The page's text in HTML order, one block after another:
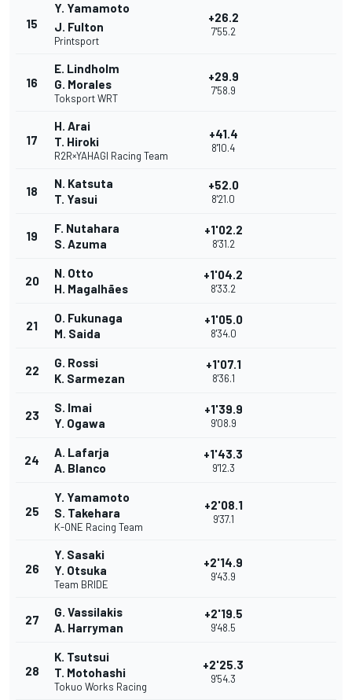
15
Y. Yamamoto
J. Fulton
Printsport
+26.2
7'55.2
16
E. Lindholm
G. Morales
Toksport WRT
+29.9
7'58.9
17
H. Arai
T. Hiroki
R2R×YAHAGI Racing Team
+41.4
8'10.4
18
N. Katsuta
T. Yasui
+52.0
8'21.0
19
F. Nutahara
S. Azuma
+1'02.2
8'31.2
20
N. Otto
H. Magalhães
+1'04.2
8'33.2
21
O. Fukunaga
M. Saida
+1'05.0
8'34.0
22
G. Rossi
K. Sarmezan
+1'07.1
8'36.1
23
S. Imai
Y. Ogawa
+1'39.9
9'08.9
24
A. Lafarja
A. Blanco
+1'43.3
9'12.3
25
Y. Yamamoto
S. Takehara
K-ONE Racing Team
+2'08.1
9'37.1
26
Y. Sasaki
Y. Otsuka
Team BRIDE
+2'14.9
9'43.9
27
G. Vassilakis
A. Harryman
+2'19.5
9'48.5
28
K. Tsutsui
T. Motohashi
Tokuo Works Racing
+2'25.3
9'54.3